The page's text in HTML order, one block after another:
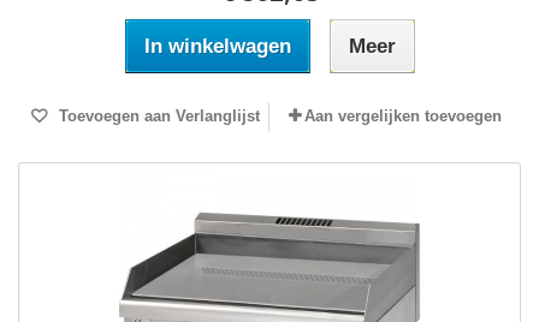
In winkelwagen Meer
Toevoegen aan Verlanglijst Aan vergelijken toevoegen